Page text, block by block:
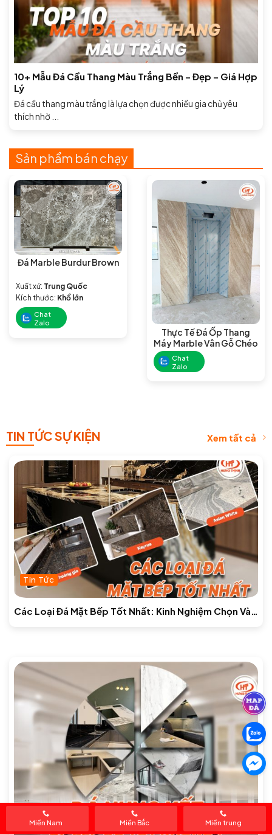
10+ Mẫu Đá Cầu Thang Màu Trắng Bền – Đẹp – Giá Hợp
Lý
Đá cầu thang màu trắng là lựa chọn được nhiều gia chủ yêu
thích nhờ ...
Sản phẩm bán chạy
Đá Marble Burdur Brown
Xuất xứ: Trung Quốc
Kích thước: Khổ lớn
Chat
Zalo
Thực Tế Đá Ốp Thang
Máy Marble Vân Gỗ Chéo
Chat
Zalo
Miền Nam Miền Bắc Miền trung
TIN TỨC SỰ KIỆN Xem tất cả
Tin Tức
Các Loại Đá Mặt Bếp Tốt Nhất: Kinh Nghiệm Chọn Và